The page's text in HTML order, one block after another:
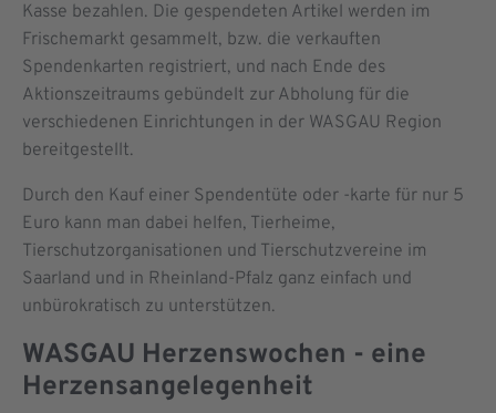
Kasse bezahlen. Die gespendeten Artikel werden im
Frischemarkt gesammelt, bzw. die verkauften
Spendenkarten registriert, und nach Ende des
Aktionszeitraums gebündelt zur Abholung für die
verschiedenen Einrichtungen in der WASGAU Region
bereitgestellt.
Durch den Kauf einer Spendentüte oder -karte für nur 5
Euro kann man dabei helfen, Tierheime,
Tierschutzorganisationen und Tierschutzvereine im
Saarland und in Rheinland-Pfalz ganz einfach und
unbürokratisch zu unterstützen.
WASGAU Herzenswochen - eine
Herzensangelegenheit